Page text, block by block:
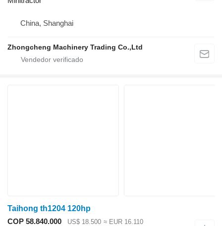
China, Shanghai
Zhongcheng Machinery Trading Co.,Ltd
Taihong th1204 120hp
COP 58.840.000
US$ 18.500 ≈ EUR 16.110